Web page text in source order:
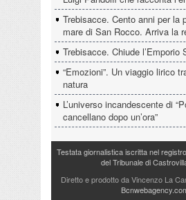
Trebisacce. Cento anni per la
mare di San Rocco. Arriva la
Trebisacce. Chiude l’Emporio
“Emozioni”. Un viaggio lirico
natura
L’universo incandescente di
cancellano dopo un’ora”
Testata giornalistica iscritta nel
del Tribunale di
Diretto e prodotto da Vincenzo La